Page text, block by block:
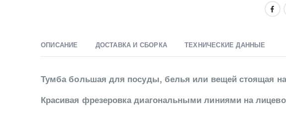
ОПИСАНИЕ ДОСТАВКА И СБОРКА ТЕХНИЧЕСКИЕ ДАННЫЕ
Тумба большая для посуды, белья или вещей стоящая
Красивая фрезеровка диагональными линиями на